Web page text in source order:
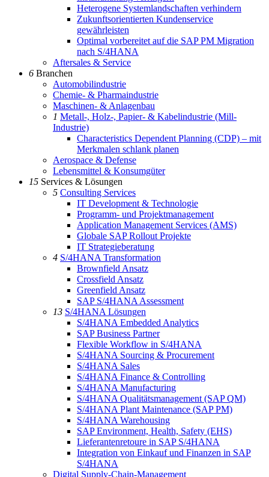
Heterogene Systemlandschaften verhindern
Zukunftsorientierten Kundenservice
gewährleisten
Optimal vorbereitet auf die SAP PM Migration
nach S/4HANA
Aftersales & Service
6 Branchen
Automobilindustrie
Chemie- & Pharmaindustrie
Maschinen- & Anlagenbau
1 Metall-, Holz-, Papier- & Kabelindustrie (Mill-
Industrie)
Characteristics Dependent Planning (CDP) – mit
Merkmalen schlank planen
Aerospace & Defense
Lebensmittel & Konsumgüter
15 Services & Lösungen
5 Consulting Services
IT Development & Technologie
Programm- und Projektmanagement
Application Management Services (AMS)
Globale SAP Rollout Projekte
IT Strategieberatung
4 S/4HANA Transformation
Brownfield Ansatz
Crossfield Ansatz
Greenfield Ansatz
SAP S/4HANA Assessment
13 S/4HANA Lösungen
S/4HANA Embedded Analytics
SAP Business Partner
Flexible Workflow in S/4HANA
S/4HANA Sourcing & Procurement
S/4HANA Sales
S/4HANA Finance & Controlling
S/4HANA Manufacturing
S/4HANA Qualitätsmanagement (SAP QM)
S/4HANA Plant Maintenance (SAP PM)
S/4HANA Warehousing
SAP Environment, Health, Safety (EHS)
Lieferantenretoure in SAP S/4HANA
Integration von Einkauf und Finanzen in SAP
S/4HANA
Digital Supply-Chain-Management